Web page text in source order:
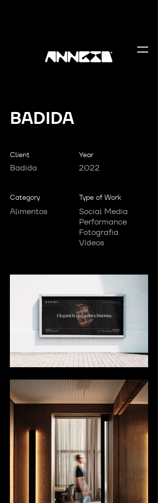
BADIDA
Client
Badida
Year
2022
Category
Alimentos
Type of Work
Social Media
Performance
Fotografia
Vídeos